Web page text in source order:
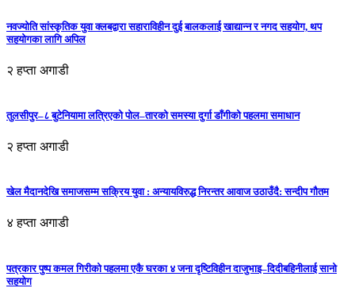
नवज्योति सांस्कृतिक युवा क्लबद्वारा सहाराविहीन दुई बालकलाई खाद्यान्न र नगद सहयोग, थप
सहयोगका लागि अपिल
२ हप्ता अगाडी
तुलसीपुर–८ बुटेनियामा लत्रिएको पोल–तारको समस्या दुर्गा डाँगीको पहलमा समाधान
२ हप्ता अगाडी
खेल मैदानदेखि समाजसम्म सक्रिय युवा : अन्यायविरुद्ध निरन्तर आवाज उठाउँदै: सन्दीप गौतम
४ हप्ता अगाडी
पत्रकार पुष्प कमल गिरीको पहलमा एकै घरका ४ जना दृष्टिविहीन दाजुभाइ–दिदीबहिनीलाई सानो
सहयोग